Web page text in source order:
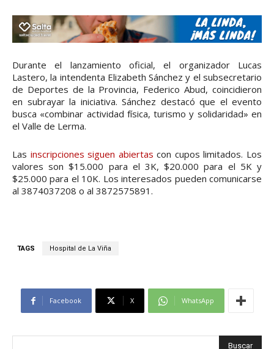
Durante el lanzamiento oficial, el organizador Lucas
Lastero, la intendenta Elizabeth Sánchez y el subsecretario
de Deportes de la Provincia, Federico Abud, coincidieron
en subrayar la iniciativa. Sánchez destacó que el evento
busca «combinar actividad física, turismo y solidaridad» en
el Valle de Lerma.
Las inscripciones siguen abiertas con cupos limitados. Los
valores son $15.000 para el 3K, $20.000 para el 5K y
$25.000 para el 10K. Los interesados pueden comunicarse
al 3874037208 o al 3872575891.
TAGS Hospital de La Viña
Facebook X WhatsApp